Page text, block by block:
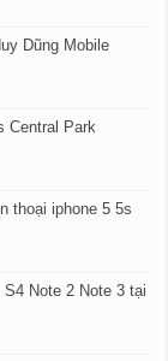
Dũng Mobile
Central Park
thoại iphone 5 5s
Note 2 Note 3 tại